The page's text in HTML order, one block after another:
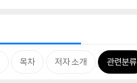
목차 저자 소개 관련분류